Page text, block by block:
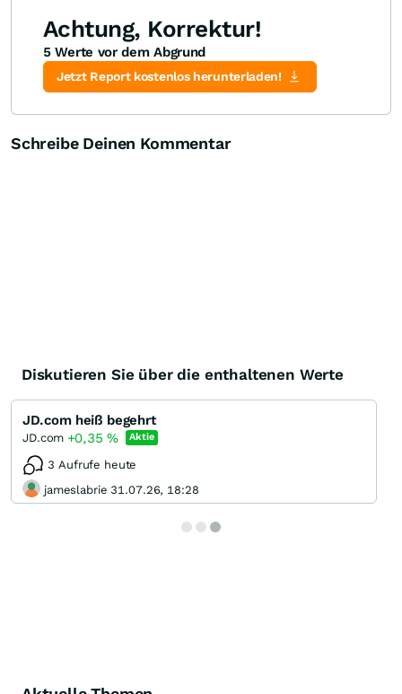
Knock-Out-Suche
Optionsschein-Suche
Zertifikate-Suche
Achtung, Korrektur!
5 Werte vor dem Abgrund
Jetzt Report kostenlos herunterladen!
Schreibe Deinen Kommentar
Diskutieren Sie über die enthaltenen Werte
JD.com heiß begehrt
JD.com +0,35% Aktie
3 Aufrufe heute
jameslabrie 31.07.26, 18:28